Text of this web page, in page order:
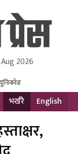
Pvt Ltd.
2026
भर्खरै English